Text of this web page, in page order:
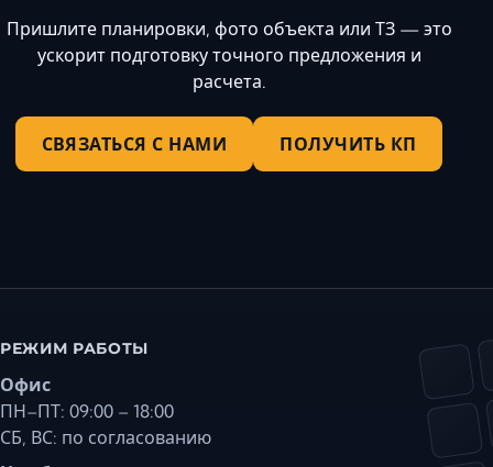
Пришлите планировки, фото объекта или ТЗ — это
ускорит подготовку точного предложения и
расчета.
СВЯЗАТЬСЯ С НАМИ ПОЛУЧИТЬ КП
РЕЖИМ РАБОТЫ
Офис
ПН–ПТ: 09:00 – 18:00
СБ, ВС: по согласованию